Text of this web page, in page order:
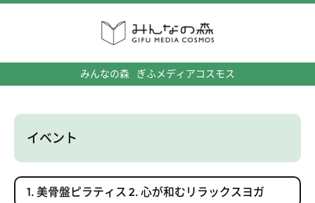
みんなの森 ぎふメディアコスモス
イベント
1. 美骨盤ピラティス 2. 心が和むリラックスヨガ